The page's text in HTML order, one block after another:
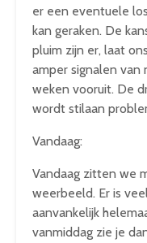
er een eventuele
kan geraken. De
pluim zijn er, laat
amper signalen
weken vooruit. De
wordt stilaan
Vandaag:
Vandaag zitten we
weerbeeld. Er is
aanvankelijk
vanmiddag zie je